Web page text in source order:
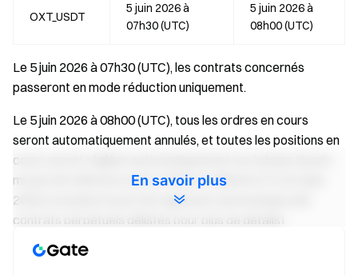
OXT_USDT
5 juin 2026 à
07h30 (UTC)
5 juin 2026 à
08h00 (UTC)
Le 5 juin 2026 à 07h30 (UTC), les contrats concernés
passeront en mode réduction uniquement.
Le 5 juin 2026 à 08h00 (UTC), tous les ordres en cours
seront automatiquement annulés, et toutes les positions en
cours seront réglées automatiquement sur la base du prix
moyen de référence entre 07h30 et 08h00 (UTC) le 5 juin
2026 (consultez le prix de règlement automatique des
contrats perpétuels délistés pour plus de détails).
Si vous tradez les contrats perpétuels mentionnés ci-
En savoir plus